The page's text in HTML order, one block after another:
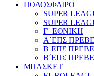
ΠΟΔΟΣΦΑΙΡΟ
SUPER
SUPER
Γ΄ ΕΘΝΙΚΗ
Α΄ΕΠΣ
Β΄ΕΠΣ
Β΄ΕΠΣ
ΜΠΑΣΚΕΤ